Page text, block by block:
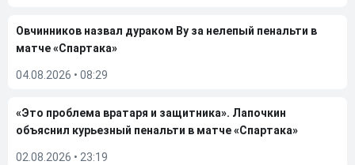
Овчинников назвал дураком Ву за нелепый пенальти в
матче «Спартака»
04.08.2026 • 08:29
«Это проблема вратаря и защитника». Лапочкин
объяснил курьезный пенальти в матче «Спартака»
02.08.2026 • 23:19